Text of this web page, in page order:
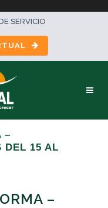
SERVICIO
–
DEL 15 AL
–